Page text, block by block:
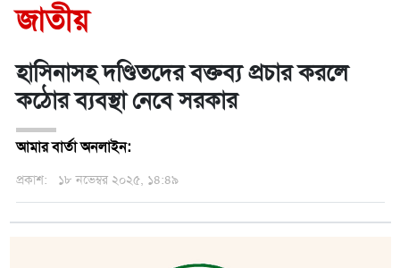
জাতীয়
হাসিনাসহ দণ্ডিতদের বক্তব্য প্রচার করলে
কঠোর ব্যবস্থা নেবে সরকার
আমার বার্তা অনলাইন:
প্রকাশ: ১৮ নভেম্বর ২০২৫, ১৪:৪৯